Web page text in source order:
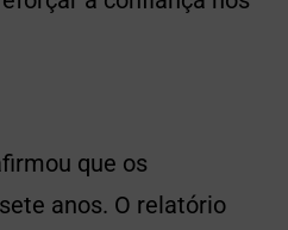
que os
anos. O relatório